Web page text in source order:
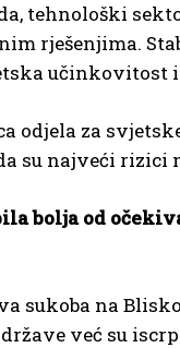
tehnološki
rješenjima.
odjela za
su najveći rizici
bolja od
sukoba na
države već su